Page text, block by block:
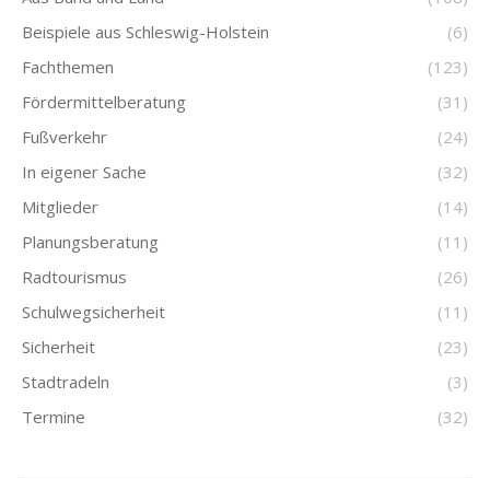
Beispiele aus Schleswig-Holstein
(6)
Fachthemen
(123)
Fördermittelberatung
(31)
Fußverkehr
(24)
In eigener Sache
(32)
Mitglieder
(14)
Planungsberatung
(11)
Radtourismus
(26)
Schulwegsicherheit
(11)
Sicherheit
(23)
Stadtradeln
(3)
Termine
(32)